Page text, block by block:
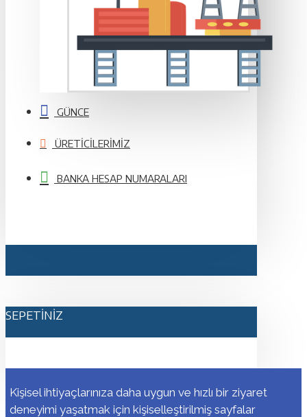
GÜNCE
ÜRETICILERIMIZ
BANKA HESAP NUMARALARI
SEPETINIZ
Kişisel ihtiyaçlarınıza daha uygun ve hızlı bir ziyaret
deneyimi yaşatmak için kişiselleştirilmiş sayfalar